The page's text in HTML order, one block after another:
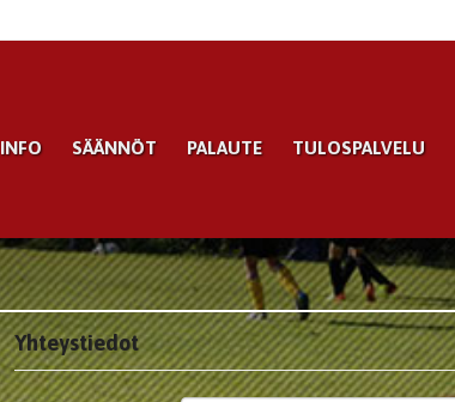
INFO SÄÄNNÖT PALAUTE TULOSPALVELU
Yhteystiedot